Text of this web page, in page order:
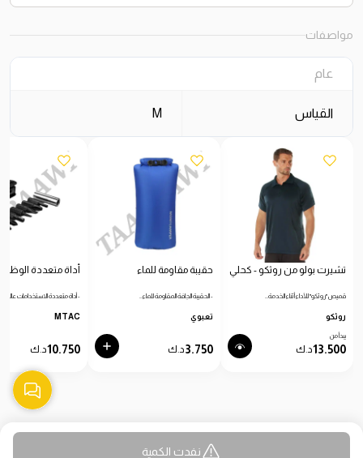
نفدت الكمية
مواصفات
عام
القياس M
تشيرت بولو من روثكو - كحلي
قميص "روثكو" للأداء أثناء الخدمة…
روثكو
يبدأ من
13.500د.ك
حقيبة مقاومة للماء
- الحقيبة الجافة المقاومة للماء…
تعبوي
3.750د.ك
أداة متعددة
- أداة متعددة الاستخدامات عالية…
MTAC
10.750د.ك